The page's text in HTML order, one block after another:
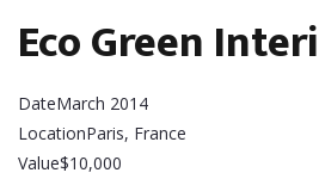
Eco Green
DateMarch 2014
LocationParis, France
Value$10,000